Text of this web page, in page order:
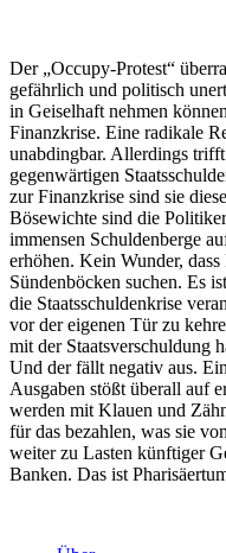
Der „Occupy-Protest“
gefährlich und politisch
in Geiselhaft nehmen
Finanzkrise. Eine radikale
unabdingbar. Allerdings
gegenwärtigen
zur Finanzkrise sind sie
Bösewichte sind die
immensen Schuldenberge
erhöhen. Kein Wunder,
Sündenböcken suchen. Es
die Staatsschuldenkrise
vor der eigenen Tür zu
mit der Staatsverschuldung
Und der fällt negativ aus.
Ausgaben stößt überall auf
werden mit Klauen und
für das bezahlen, was sie
weiter zu Lasten künftiger
Banken. Das ist